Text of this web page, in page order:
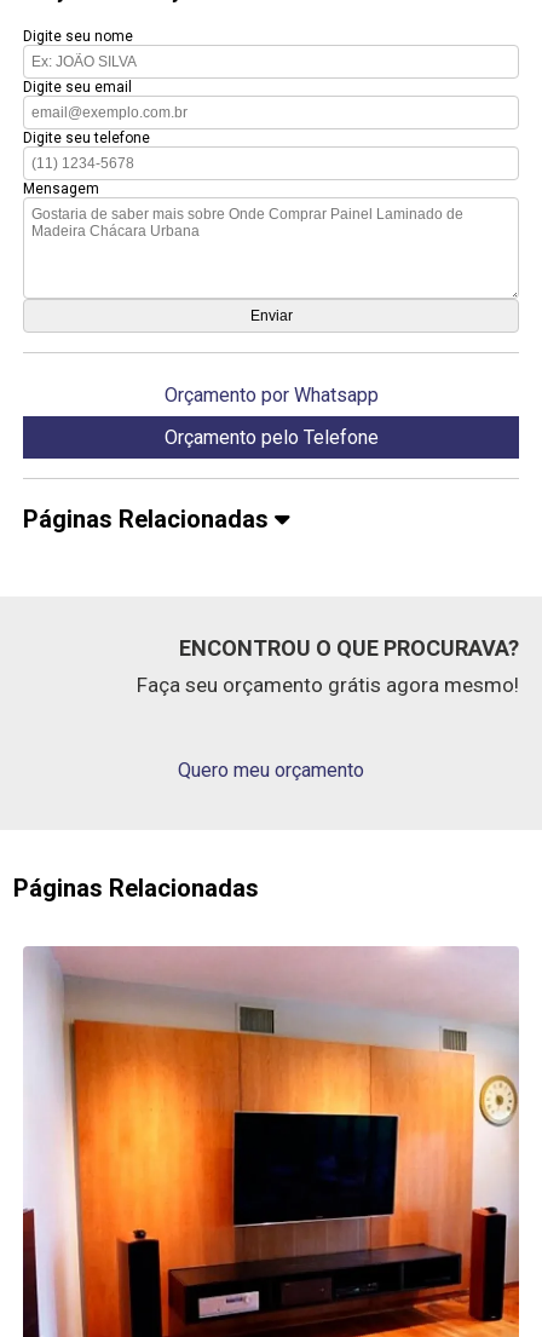
Digite seu nome
Digite seu email
Digite seu telefone
Mensagem
Orçamento por Whatsapp
Orçamento pelo Telefone
Páginas Relacionadas
ENCONTROU O QUE PROCURAVA?
Faça seu orçamento grátis agora mesmo!
Quero meu orçamento
Páginas Relacionadas